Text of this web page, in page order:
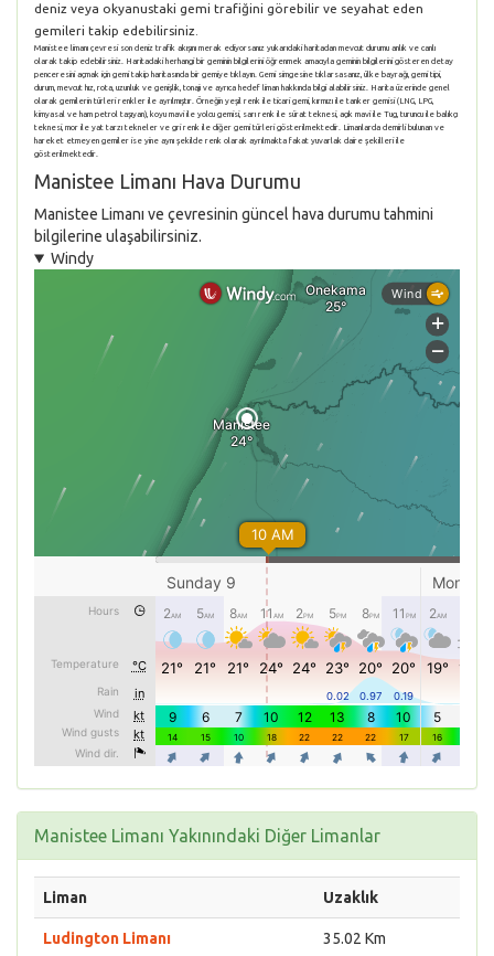
deniz veya okyanustaki gemi trafiğini görebilir ve seyahat eden
gemileri takip edebilirsiniz.
Manistee limanı çevresi son deniz trafik akışını merak ediyorsanız yukarıdaki haritadan mevcut durumu anlık ve canlı
olarak takip edebilirsiniz. Haritadaki herhangi bir geminin bilgilerini öğrenmek amacıyla geminin bilgilerini gösteren detay
penceresini açmak için gemi takip haritasında bir gemiye tıklayın. Gemi simgesine tıklarsasanız, ülke bayrağı, gemi tipi,
durum, mevcut hız, rota, uzunluk ve genişlik, tonajı ve ayrıca hedef liman hakkında bilgi alabilirsiniz. Harita üzerinde genel
olarak gemilerin türleri renkler ile ayrılmıştır. Örneğin yeşil renk ile ticari gemi, kırmızı ile tanker gemisi (LNG, LPG,
kimyasal ve ham petrol taşıyan), koyu mavi ile yolcu gemisi, sarı renk ile sürat teknesi, açık mavi ile Tug, turuncu ile balıkçı
teknesi, mor ile yat tarzı tekneler ve gri renk ile diğer gemi türleri gösterilmektedir. Limanlarda demirli bulunan ve
hareket etmeyen gemiler ise yine aynı şekilde renk olarak ayrılmakta fakat yuvarlak daire şekilleri ile
gösterilmektedir.
Manistee Limanı Hava Durumu
Manistee Limanı ve çevresinin güncel hava durumu tahmini
bilgilerine ulaşabilirsiniz.
Windy
Manistee Limanı Yakınındaki Diğer Limanlar
Liman Uzaklık
Ludington Limanı 35.02 Km